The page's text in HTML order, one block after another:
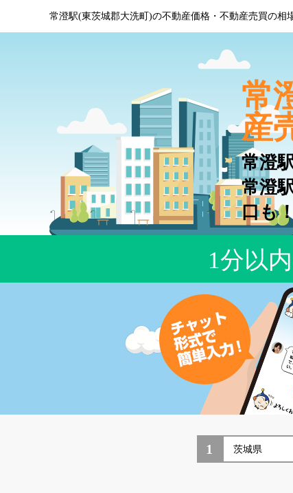
常澄駅(東茨城郡大洗町)の不動産価格・不動産売買の相
常
産
常澄
常澄
口も！
1分以
1